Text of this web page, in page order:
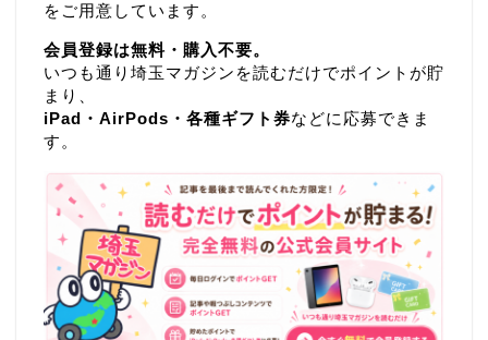
をご用意しています。
会員登録は無料・購入不要。
いつも通り埼玉マガジンを読むだけでポイントが貯
まり、
iPad・AirPods・各種ギフト券などに応募できま
す。